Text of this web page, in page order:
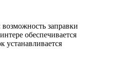
заправки
обеспечивается
устанавливается